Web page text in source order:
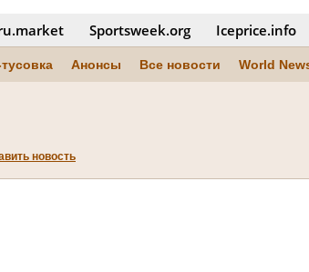
Sportsweek.org Iceprice.info
Анонсы Все новости World
новость